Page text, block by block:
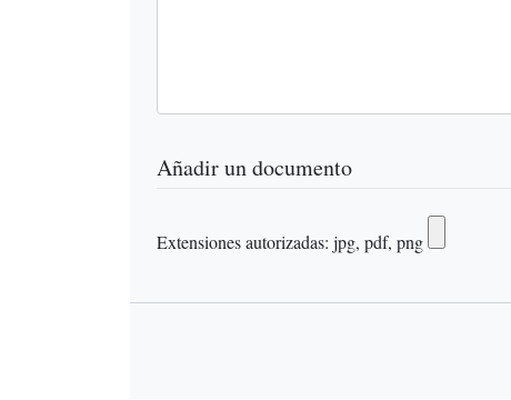
Añadir un documento
Extensiones autorizadas: jpg, pdf, png